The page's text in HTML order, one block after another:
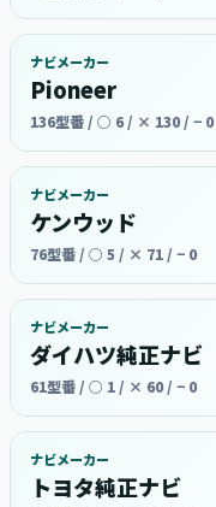
ナビメーカー
Pioneer
136型番 / ○ 6 / × 130 / − 0
ナビメーカー
ケンウッド
76型番 / ○ 5 / × 71 / − 0
ナビメーカー
ダイハツ純正ナビ
61型番 / ○ 1 / × 60 / − 0
ナビメーカー
トヨタ純正ナビ